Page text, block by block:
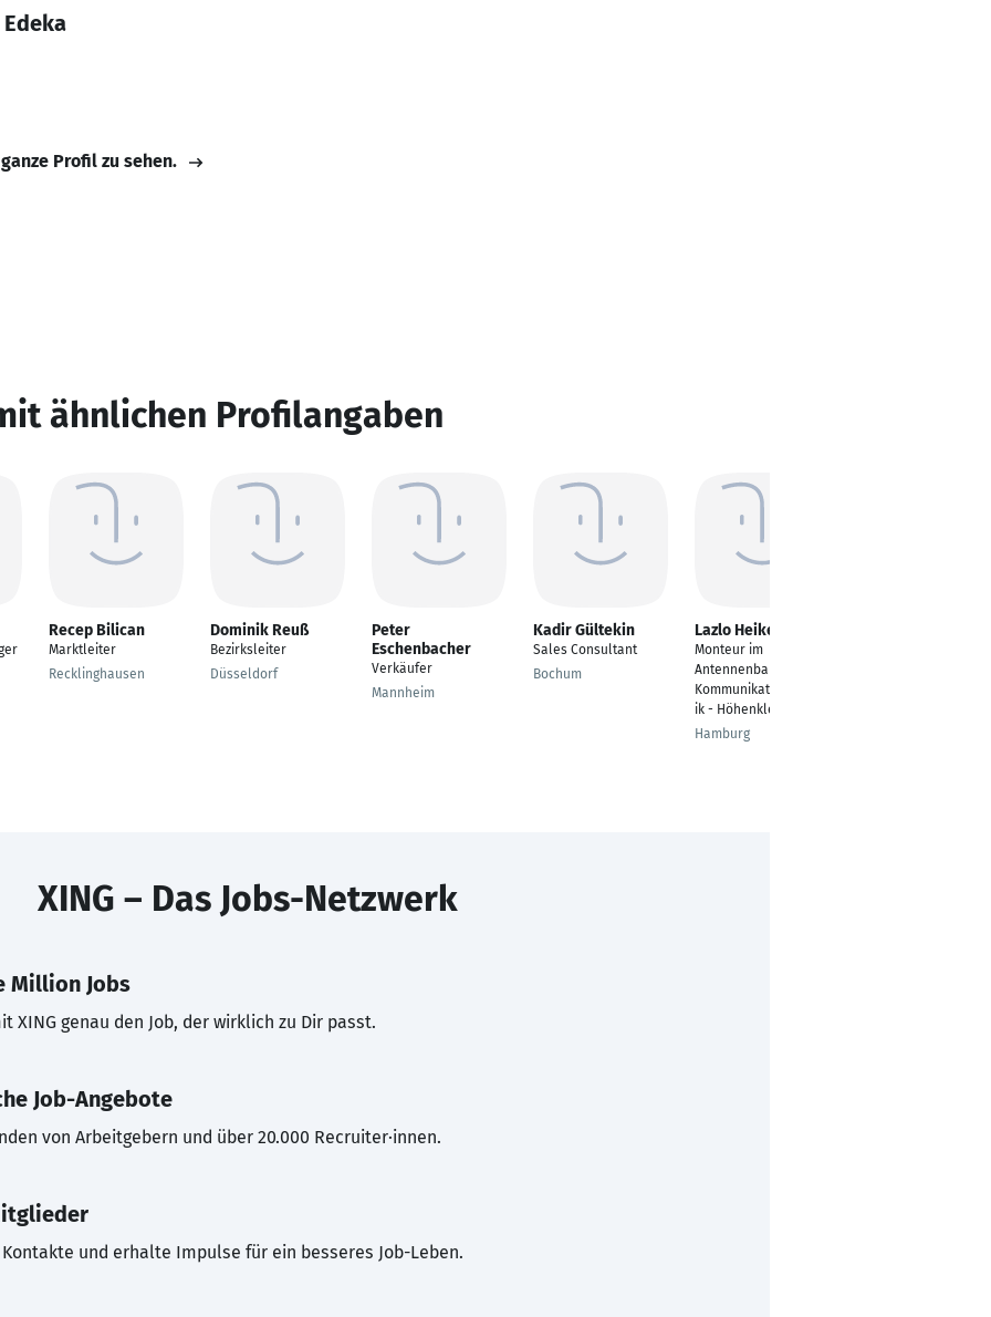
Profil zu sehen.
ähnlichen Profilangaben
Recep Bilican
Marktleiter
Recklinghausen
Dominik Reuß
Bezirksleiter
Düsseldorf
Peter
Eschenbacher
Verkäufer
Mannheim
Kadir Gültekin
Sales Consultant
Bochum
Lazlo Heikens
Monteur im
Antennenbau /
Kommunikationstechn
ik - Höhenkletterer
Hamburg
XING – Das Jobs-Netzwerk
Million Jobs
XING genau den Job, der wirklich zu Dir passt.
Job-Angebote
von Arbeitgebern und über 20.000 Recruiter·innen.
und erhalte Impulse für ein besseres Job-Leben.